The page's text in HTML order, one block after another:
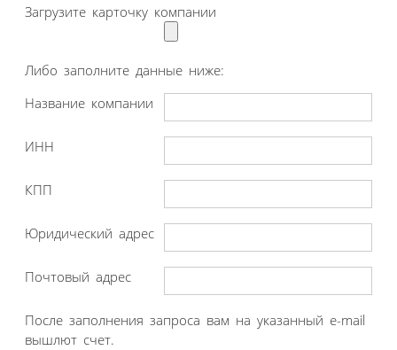
Загрузите карточку компании
Либо заполните данные ниже:
Название компании
ИНН
КПП
Юридический адрес
Почтовый адрес
После заполнения запроса вам на указанный e-mail
вышлют счет.